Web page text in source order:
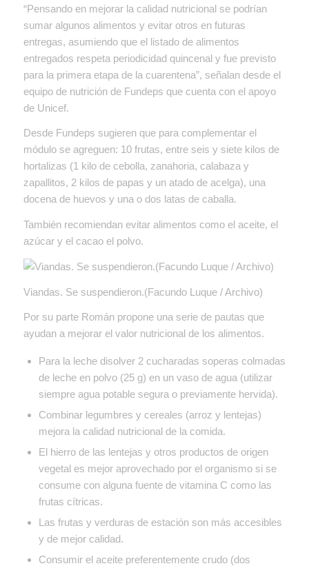
“Pensando en mejorar la calidad nutricional se podrían
sumar algunos alimentos y evitar otros en futuras
entregas, asumiendo que el listado de alimentos
entregados respeta periodicidad quincenal y fue previsto
para la primera etapa de la cuarentena”, señalan desde el
equipo de nutrición de Fundeps que cuenta con el apoyo
de Unicef.
Desde Fundeps sugieren que para complementar el
módulo se agreguen: 10 frutas, entre seis y siete kilos de
hortalizas (1 kilo de cebolla, zanahoria, calabaza y
zapallitos, 2 kilos de papas y un atado de acelga), una
docena de huevos y una o dos latas de caballa.
También recomiendan evitar alimentos como el aceite, el
azúcar y el cacao el polvo.
Viandas. Se suspendieron.(Facundo Luque / Archivo)
Por su parte Román propone una serie de pautas que
ayudan a mejorar el valor nutricional de los alimentos.
Para la leche disolver 2 cucharadas soperas colmadas
de leche en polvo (25 g) en un vaso de agua (utilizar
siempre agua potable segura o previamente hervida).
Combinar legumbres y cereales (arroz y lentejas)
mejora la calidad nutricional de la comida.
El hierro de las lentejas y otros productos de origen
vegetal es mejor aprovechado por el organismo si se
consume con alguna fuente de vitamina C como las
frutas cítricas.
Las frutas y verduras de estación son más accesibles
y de mejor calidad.
Consumir el aceite preferentemente crudo (dos